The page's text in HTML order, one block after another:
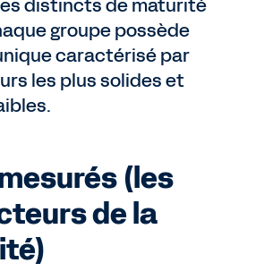
distincts de maturité
groupe possède
caractérisé par
les plus solides et
(les
de la